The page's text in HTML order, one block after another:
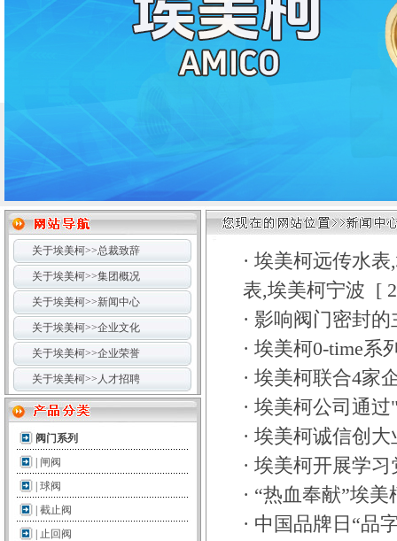
关于埃美柯>>总裁致辞
关于埃美柯>>集团概况
关于埃美柯>>新闻中心
关于埃美柯>>企业文化
关于埃美柯>>企业荣誉
关于埃美柯>>人才招聘
阀门系列
闸阀
球阀
截止阀
止回阀
· 埃美柯远传水
表,埃美柯宁波 [
· 影响阀门密封
· 埃美柯0-time系
· 埃美柯联合4家
· 埃美柯公司通
· 埃美柯诚信创
· 埃美柯开展学
· “热血奉献”埃
· 中国品牌日“品